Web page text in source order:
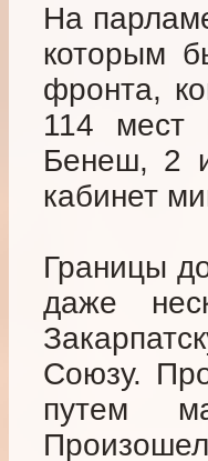
На
которым
фронта,
114 мест
Бенеш, 2
кабинет
Границы
даже
Союзу.
путем